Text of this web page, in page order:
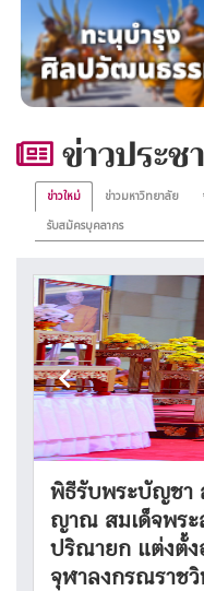
ข่าวประ
ข่าวใหม่ ข่าวมหาวิทยาลัย
รับสมัครบุคลากร
เจ้าคุณพระสินีน
ประธานเปิดโคร
ธรรมนาวา ‘วัง’
กลาง) เพื่อเสริม
Previous